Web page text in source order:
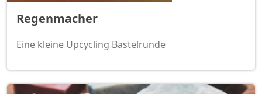
Regenmacher
Eine kleine Upcycling Bastelrunde